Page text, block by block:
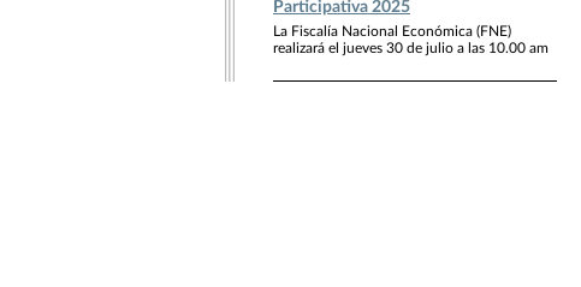
Participativa 2025
La Fiscalía Nacional Económica (FNE)
realizará el jueves 30 de julio a las 10.00 am